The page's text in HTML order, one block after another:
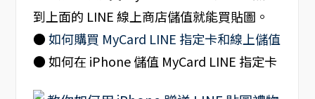
到上面的 LINE 線上商店儲值就能買貼圖。
●如何購買 MyCard LINE 指定卡和線上儲值
● 如何在 iPhone 儲值 MyCard LINE 指定卡